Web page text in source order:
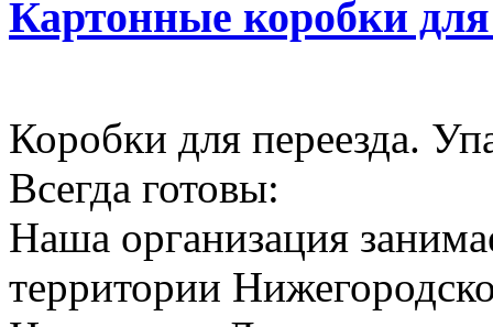
Картонные коробки для
Коробки для переезда.
Всегда готовы:
Наша организация
территории